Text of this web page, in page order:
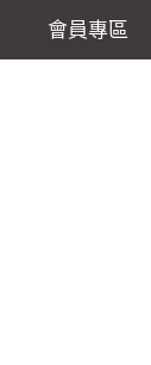
會員專區